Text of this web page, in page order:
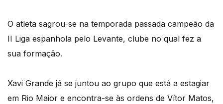
O atleta sagrou-se na temporada passada campeão da
II Liga espanhola pelo Levante, clube no qual fez a
sua formação.
Xavi Grande já se juntou ao grupo que está a estagiar
em Rio Maior e encontra-se às ordens de Vítor Matos,